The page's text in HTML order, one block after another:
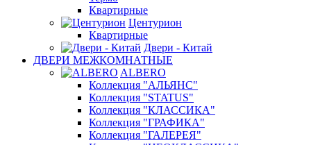
Квартирные
Центурион
Квартирные
Двери - Китай
ДВЕРИ МЕЖКОМНАТНЫЕ
ALBERO
Коллекция "АЛЬЯНС"
Коллекция "STATUS"
Коллекция "КЛАССИКА"
Коллекция "ГРАФИКА"
Коллекция "ГАЛЕРЕЯ"